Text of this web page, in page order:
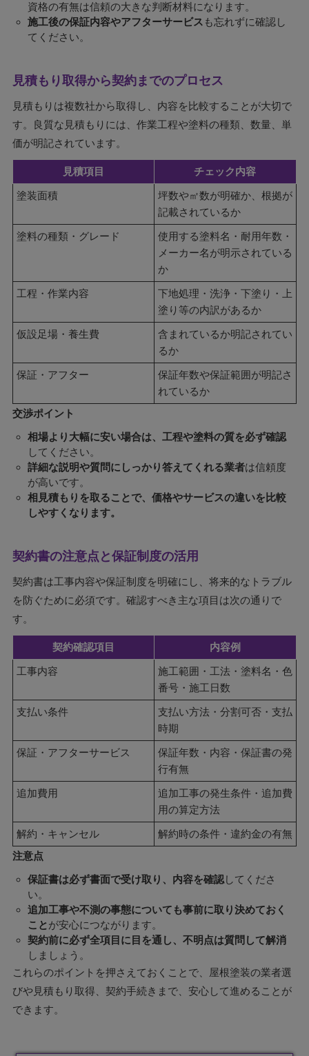
資格の有無は信頼の大きな判断材料になります。
施工後の保証内容やアフターサービス も忘れずに確認し
てください。
見積もり取得から契約までのプロセス
見積もりは複数社から取得し、内容を比較することが大切で
す。良質な見積もりには、作業工程や塗料の種類、数量、単
価が明記されています。
見積項目 チェック内容
塗装面積
坪数や㎡数が明確か、根拠が
記載されているか
塗料の種類・グレード
使用する塗料名・耐用年数・
メーカー名が明示されている
か
工程・作業内容
下地処理・洗浄・下塗り・上
塗り等の内訳があるか
仮設足場・養生費
含まれているか明記されてい
るか
保証・アフター
保証年数や保証範囲が明記さ
れているか
交渉ポイント
相場より大幅に安い場合は、工程や塗料の質を必ず確認
してください。
詳細な説明や質問にしっかり答えてくれる業者は信頼度
が高いです。
相見積もりを取ることで、価格やサービスの違いを比較
しやすくなります。
契約書の注意点と保証制度の活用
契約書は工事内容や保証制度を明確にし、将来的なトラブル
を防ぐために必須です。確認すべき主な項目は次の通りで
す。
契約確認項目 内容例
工事内容
施工範囲・工法・塗料名・色
番号・施工日数
支払い条件
支払い方法・分割可否・支払
時期
保証・アフターサービス
保証年数・内容・保証書の発
行有無
追加費用
追加工事の発生条件・追加費
用の算定方法
解約・キャンセル
解約時の条件・違約金の有無
注意点
保証書は必ず書面で受け取り、内容を確認してくださ
い。
追加工事や不測の事態についても事前に取り決めておく
ことが安心につながります。
契約前に必ず全項目に目を通し、不明点は質問して解消
しましょう。
これらのポイントを押さえておくことで、屋根塗装の業者選
びや見積もり取得、契約手続きまで、安心して進めることが
できます。